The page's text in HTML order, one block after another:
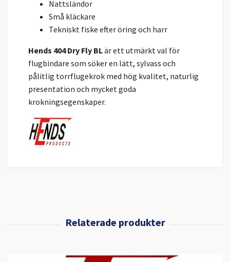
Nattsländor
Små kläckare
Tekniskt fiske efter öring och harr
Hends 404 Dry Fly BLär ett utmärkt val för
flugbindare som söker en lätt, sylvass och
pålitlig torrflugekrok med hög kvalitet, naturlig
presentation och mycket goda
krokningsegenskaper.